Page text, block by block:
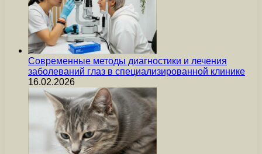
Современные методы диагностики и лечения
заболеваний глаз в специализированной клинике
16.02.2026